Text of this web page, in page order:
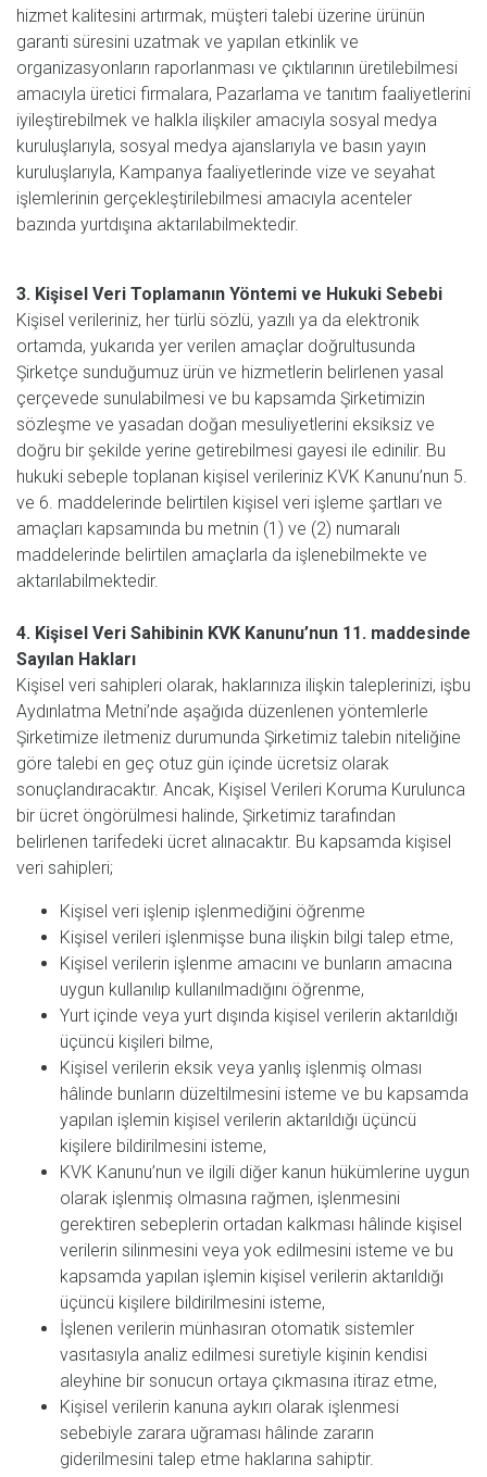
hizmet kalitesini artırmak, müşteri talebi üzerine ürünün
garanti süresini uzatmak ve yapılan etkinlik ve
organizasyonların raporlanması ve çıktılarının üretilebilmesi
amacıyla üretici firmalara, Pazarlama ve tanıtım faaliyetlerini
iyileştirebilmek ve halkla ilişkiler amacıyla sosyal medya
kuruluşlarıyla, sosyal medya ajanslarıyla ve basın yayın
kuruluşlarıyla, Kampanya faaliyetlerinde vize ve seyahat
işlemlerinin gerçekleştirilebilmesi amacıyla acenteler
bazında yurtdışına aktarılabilmektedir.
3. Kişisel Veri Toplamanın Yöntemi ve Hukuki Sebebi
Kişisel verileriniz, her türlü sözlü, yazılı ya da elektronik
ortamda, yukarıda yer verilen amaçlar doğrultusunda
Şirketçe sunduğumuz ürün ve hizmetlerin belirlenen yasal
çerçevede sunulabilmesi ve bu kapsamda Şirketimizin
sözleşme ve yasadan doğan mesuliyetlerini eksiksiz ve
doğru bir şekilde yerine getirebilmesi gayesi ile edinilir. Bu
hukuki sebeple toplanan kişisel verileriniz KVK Kanunu’nun 5.
ve 6. maddelerinde belirtilen kişisel veri işleme şartları ve
amaçları kapsamında bu metnin (1) ve (2) numaralı
maddelerinde belirtilen amaçlarla da işlenebilmekte ve
aktarılabilmektedir.
4. Kişisel Veri Sahibinin KVK Kanunu’nun 11. maddesinde
Sayılan Hakları
Kişisel veri sahipleri olarak, haklarınıza ilişkin taleplerinizi, işbu
Aydınlatma Metni’nde aşağıda düzenlenen yöntemlerle
Şirketimize iletmeniz durumunda Şirketimiz talebin niteliğine
göre talebi en geç otuz gün içinde ücretsiz olarak
sonuçlandıracaktır. Ancak, Kişisel Verileri Koruma Kurulunca
bir ücret öngörülmesi halinde, Şirketimiz tarafından
belirlenen tarifedeki ücret alınacaktır. Bu kapsamda kişisel
veri sahipleri;
Kişisel veri işlenip işlenmediğini öğrenme
Kişisel verileri işlenmişse buna ilişkin bilgi talep etme,
Kişisel verilerin işlenme amacını ve bunların amacına
uygun kullanılıp kullanılmadığını öğrenme,
Yurt içinde veya yurt dışında kişisel verilerin aktarıldığı
üçüncü kişileri bilme,
Kişisel verilerin eksik veya yanlış işlenmiş olması
hâlinde bunların düzeltilmesini isteme ve bu kapsamda
yapılan işlemin kişisel verilerin aktarıldığı üçüncü
kişilere bildirilmesini isteme,
KVK Kanunu’nun ve ilgili diğer kanun hükümlerine uygun
olarak işlenmiş olmasına rağmen, işlenmesini
gerektiren sebeplerin ortadan kalkması hâlinde kişisel
verilerin silinmesini veya yok edilmesini isteme ve bu
kapsamda yapılan işlemin kişisel verilerin aktarıldığı
üçüncü kişilere bildirilmesini isteme,
İşlenen verilerin münhasıran otomatik sistemler
vasıtasıyla analiz edilmesi suretiyle kişinin kendisi
aleyhine bir sonucun ortaya çıkmasına itiraz etme,
Kişisel verilerin kanuna aykırı olarak işlenmesi
sebebiyle zarara uğraması hâlinde zararın
giderilmesini talep etme haklarına sahiptir.